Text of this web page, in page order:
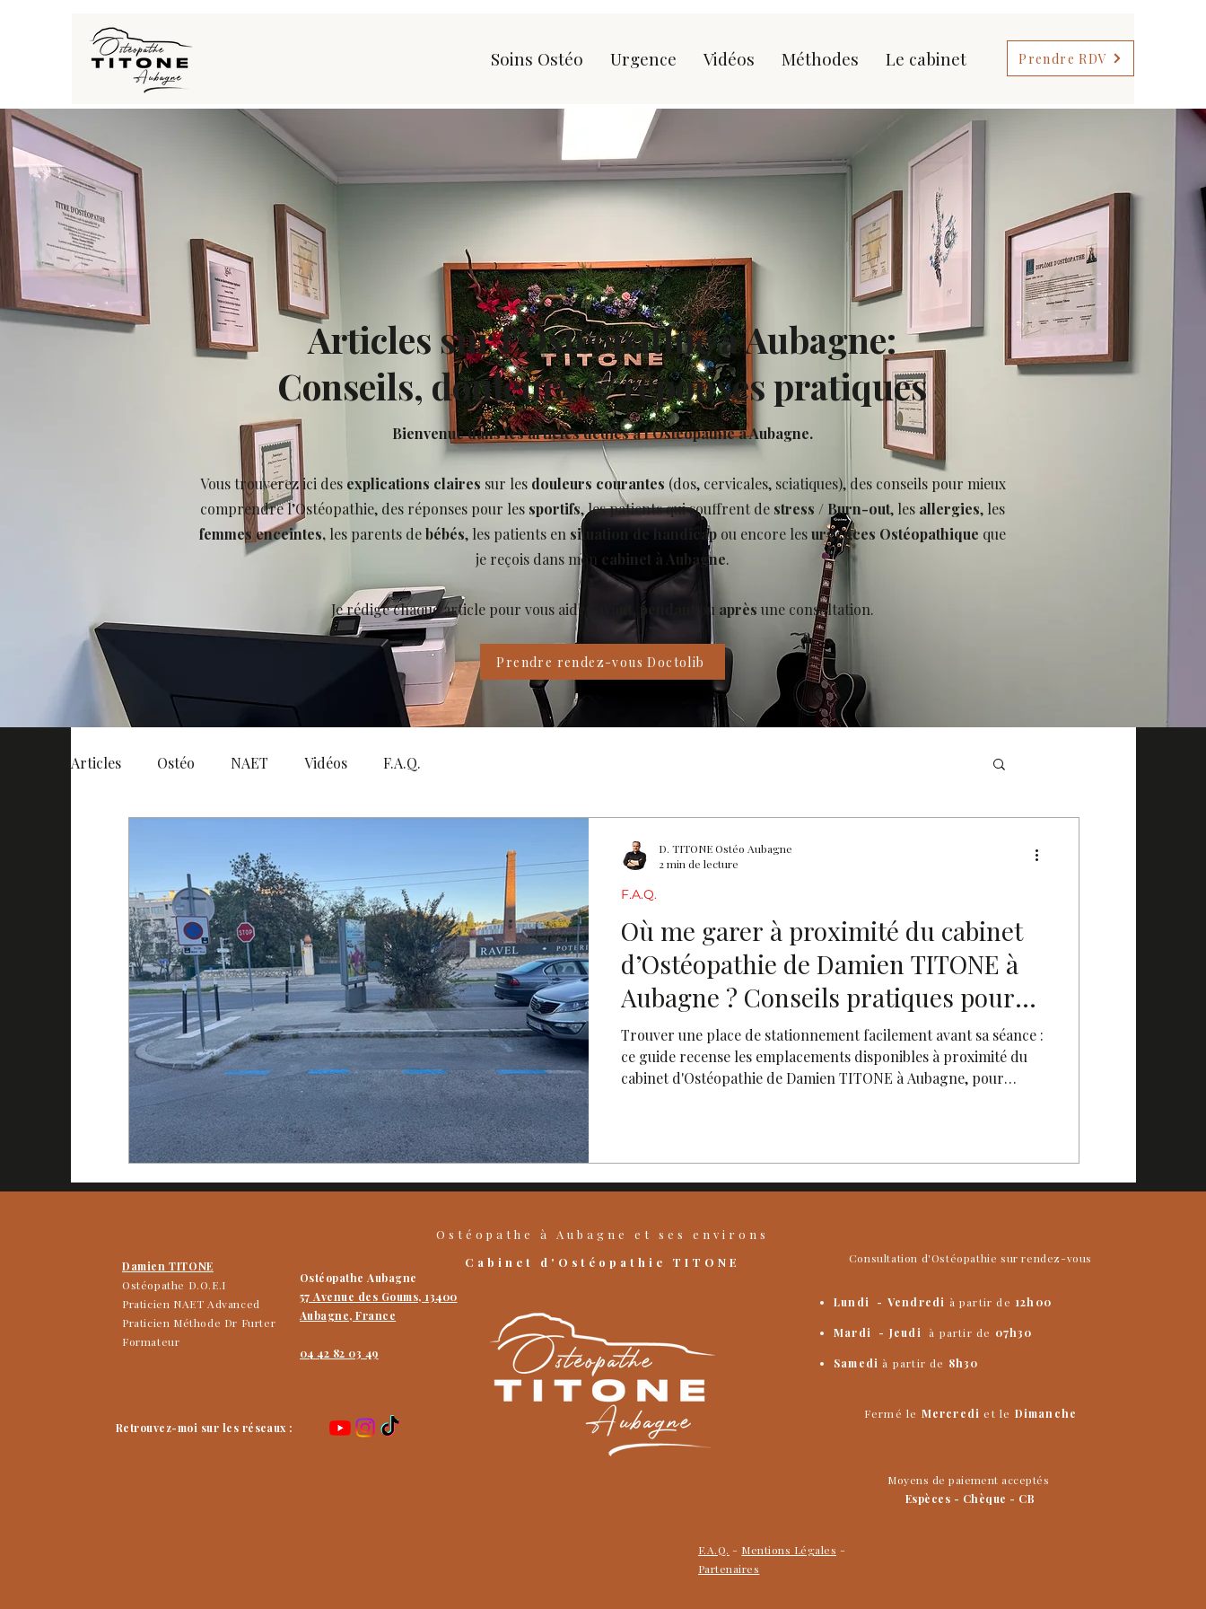
Soins Ostéo Urgence Vidéos Méthodes Le cabinet Prendre RDV
Articles sur l'Ostéopathie à Aubagne:
Conseils, douleurs & réponses pratiques
Bienvenue dans les articles dédiés à l’Ostéopathie à Aubagne.
Vous trouverez ici des explications claires sur les douleurs courantes (dos, cervicales, sciatiques), des conseils pour mieux
comprendre l’Ostéopathie, des réponses pour les sportifs, les patients qui souffrent de stress / Burn-out, les allergies, les
femmes enceintes, les parents debébés, les patients en situation de handicap ou encore lesurgences Ostéopathique que
je reçois dans mon cabinet à Aubagne.
Je rédige chaque article pour vous aider pendant ou après une consultation.
Prendre rendez-vous Doctolib
Articles Ostéo NAET Vidéos F.A.Q.
Où me garer à proximité du cabinet
d’Ostéopathie de Damien TITONE à
Aubagne ? Conseils pratiques pour
un stationnement facile
Trouver une place de stationnement facilement avant sa séance :
ce guide recense les emplacements disponibles à proximité du
cabinet d'Ostéopathie de Damien TITONE à Aubagne, pour
F.A.Q.
D. TITONE Ostéo Aubagne
2 min de lecture
Damien TITONE
Ostéopathe D.O.E.I
Praticien NAET Advanced
Praticien Méthode Dr Furter
Formateur
Ostéopathe Aubagne
57 Avenue des Goums, 13400
Aubagne, France
04 42 82 03 49
Retrouvez-moi sur les réseaux :
Consultation d'Ostéopathie sur rendez-vous
Lundi - Vendredi à partir de 12h00
​Mardi - Jeudi à partir de 07h30
Samedi à partir de 8h30
Fermé le Mercrediet le Dimanche
Moyens de paiement acceptés
Espèces - Chèque - CB
F.A.Q. - Mentions Légales -
Partenaires
Ostéopathe à Aubagne
et ses environs
Cabinet d'Ostéopathie TITONE